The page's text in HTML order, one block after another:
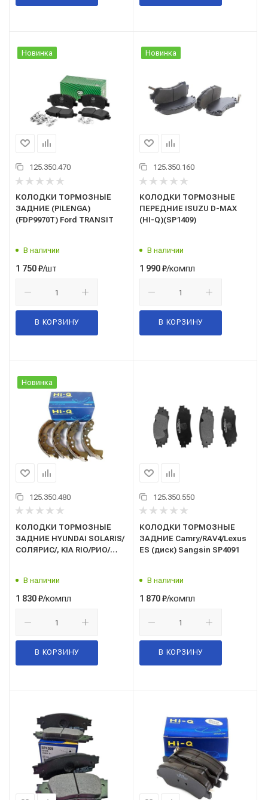
Новинка
125.350.470
КОЛОДКИ ТОРМОЗНЫЕ
ЗАДНИЕ (PILENGA)
(FDP9970T) Ford TRANSIT
В наличии
1 750₽/шт
В КОРЗИНУ
Новинка
125.350.160
КОЛОДКИ ТОРМОЗНЫЕ
ПЕРЕДНИЕ ISUZU D-MAX
(HI-Q)(SP1409)
В наличии
1 990₽/компл
В КОРЗИНУ
Новинка
125.350.480
КОЛОДКИ ТОРМОЗНЫЕ
ЗАДНИЕ HYUNDAI SOLARIS/
СОЛЯРИС/, KIA RIO/РИО/
В наличии
1 830₽/компл
В КОРЗИНУ
125.350.550
КОЛОДКИ ТОРМОЗНЫЕ
ЗАДНИЕ Camry/RAV4/Lexus
ES (диск) Sangsin SP4091
В наличии
1 870₽/компл
В КОРЗИНУ